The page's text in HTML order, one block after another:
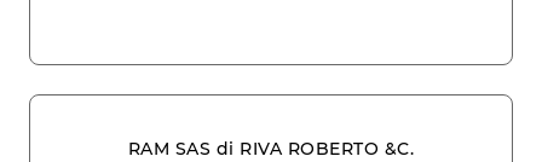
RAM SAS di RIVA ROBERTO &C.